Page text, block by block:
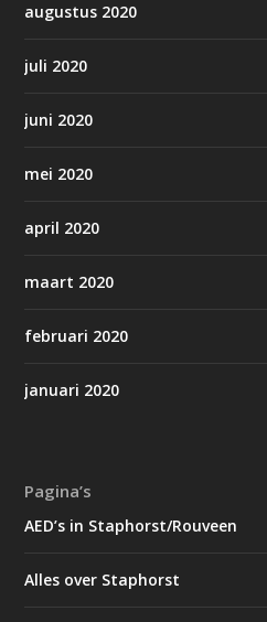
augustus 2020
juli 2020
juni 2020
mei 2020
april 2020
maart 2020
februari 2020
januari 2020
Pagina’s
AED’s in Staphorst/Rouveen
Alles over Staphorst